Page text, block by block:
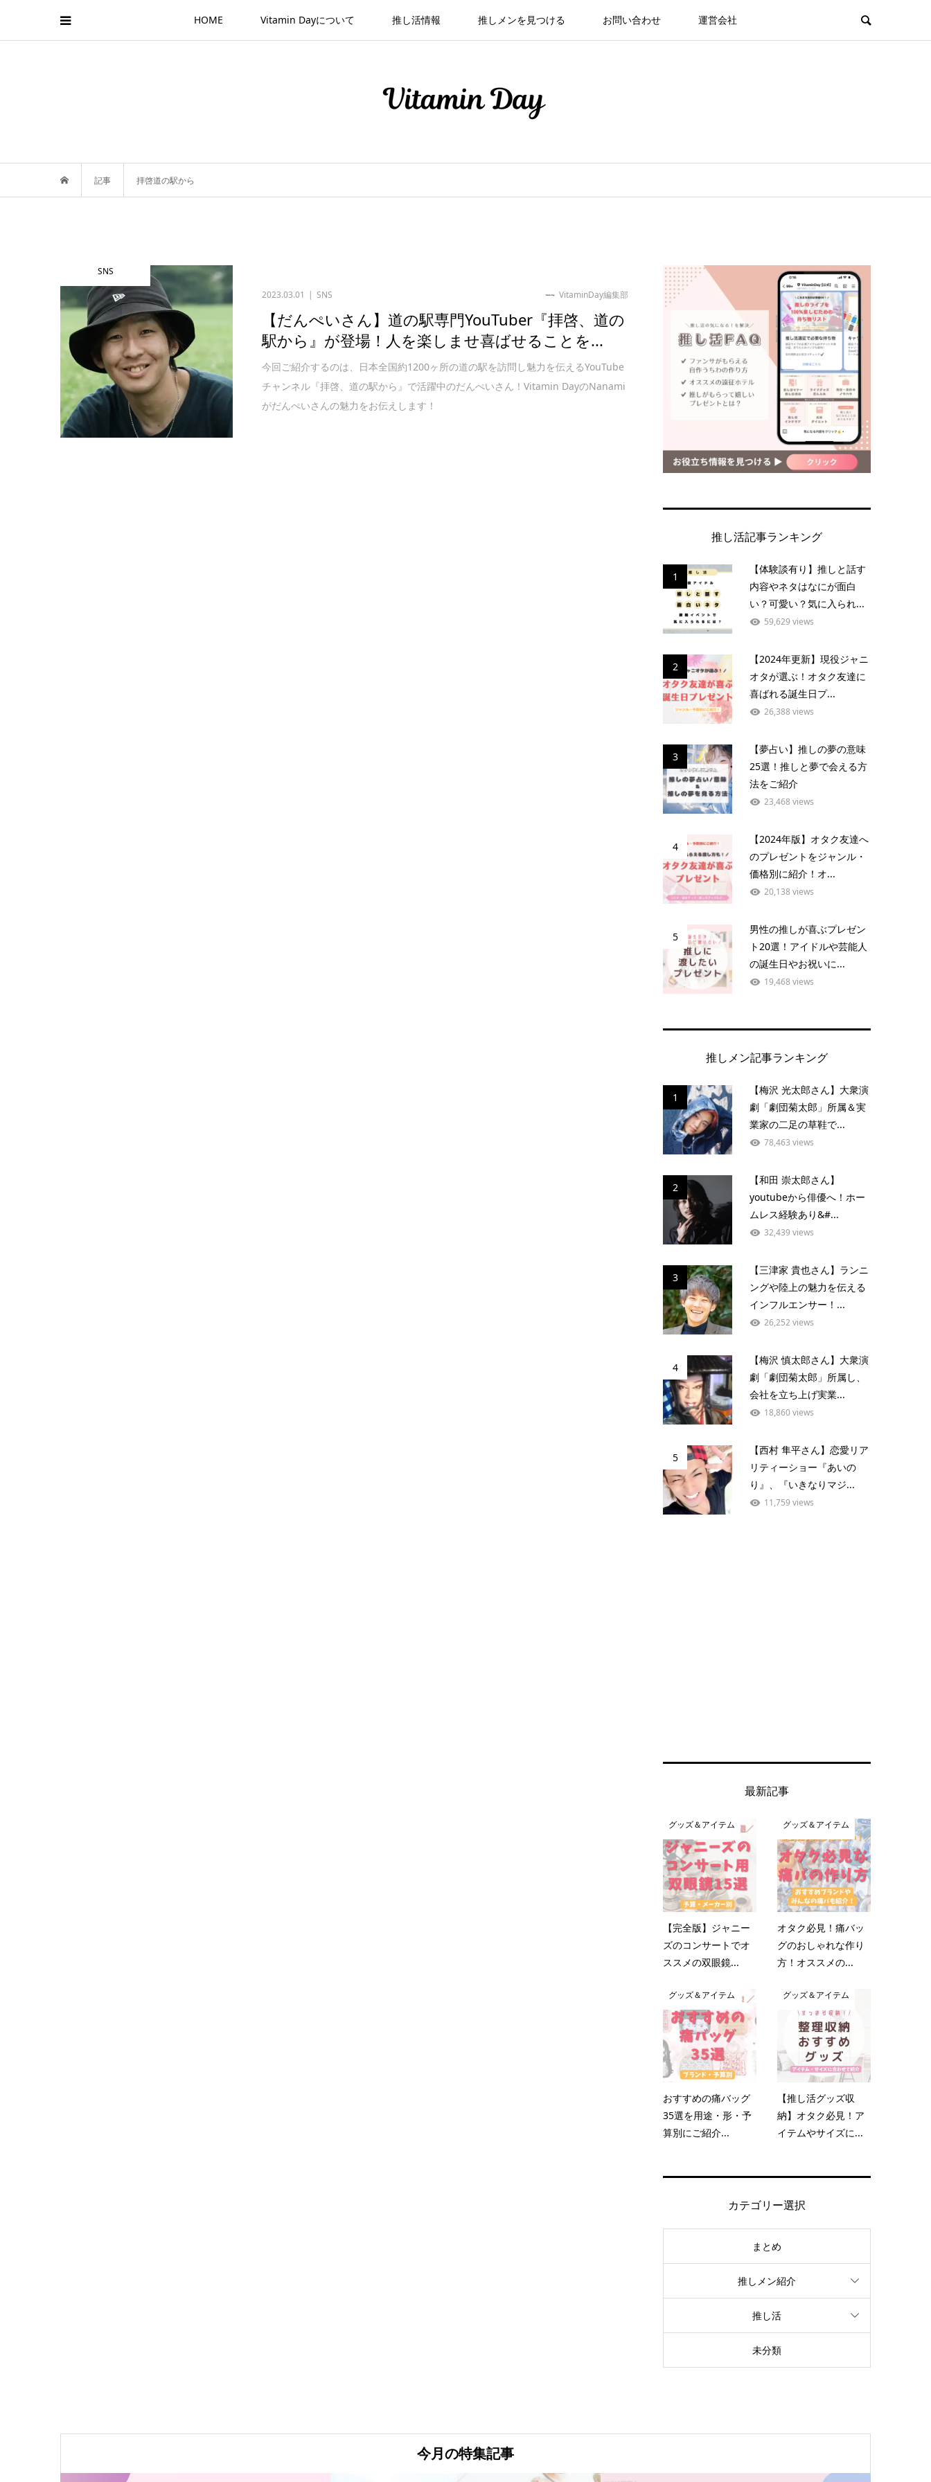
HOME Vitamin Dayについて 推し活情報 推しメンを見つける お問い合わせ 運営会社
記事 拝啓道の駅から
SNS
2023.03.01 SNS VitaminDay編集部
【だんぺいさん】道の駅専門YouTuber『拝啓、道の
駅から』が登場！人を楽しませ喜ばせることを...
今回ご紹介するのは、日本全国約1200ヶ所の道の駅を訪問し魅力を伝えるYouTube
チャンネル『拝啓、道の駅から』で活躍中のだんぺいさん！Vitamin DayのNanami
がだんぺいさんの魅力をお伝えします！
推し活記事ランキング
1
【体験談有り】推しと話す
内容やネタはなにが面白
い？可愛い？気に入られ...
59,629 views
2
【2024年更新】現役ジャニ
オタが選ぶ！オタク友達に
喜ばれる誕生日プ...
26,388 views
3
【夢占い】推しの夢の意味
25選！推しと夢で会える方
法をご紹介
23,468 views
4
【2024年版】オタク友達へ
のプレゼントをジャンル・
価格別に紹介！オ...
20,138 views
5
男性の推しが喜ぶプレゼン
ト20選！アイドルや芸能人
の誕生日やお祝いに...
19,468 views
推しメン記事ランキング
1
【梅沢 光太郎さん】大衆演
劇「劇団菊太郎」所属＆実
業家の二足の草鞋で...
78,463 views
2
【和田 崇太郎さん】
youtubeから俳優へ！ホー
ムレス経験あり&#...
32,439 views
3
【三津家 貴也さん】ランニ
ングや陸上の魅力を伝える
インフルエンサー！...
26,252 views
4
【梅沢 慎太郎さん】大衆演
劇「劇団菊太郎」所属し、
会社を立ち上げ実業...
18,860 views
5
【西村 隼平さん】恋愛リア
リティーショー『あいの
り』、『いきなりマジ...
11,759 views
最新記事
グッズ＆アイテム
【完全版】ジャニー
ズのコンサートでオ
ススメの双眼鏡...
グッズ＆アイテム
オタク必見！痛バッ
グのおしゃれな作り
方！オススメの...
グッズ＆アイテム
おすすめの痛バッグ
35選を用途・形・予
算別にご紹介...
グッズ＆アイテム
【推し活グッズ収
納】オタク必見！ア
イテムやサイズに...
カテゴリー選択
まとめ
推しメン紹介
推し活
未分類
今月の特集記事